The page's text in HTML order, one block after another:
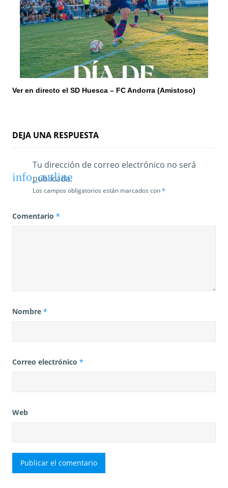
Ver en directo el SD Huesca – FC Andorra (Amistoso)
DEJA UNA RESPUESTA
Tu dirección de correo electrónico no será
publicada.
Los campos obligatorios están marcados con*
Comentario *
Nombre *
Correo electrónico *
Web